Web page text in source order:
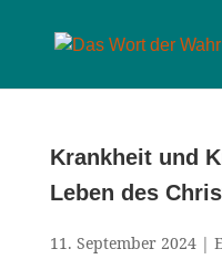
Krankheit und
Leben des
11. September 2024|